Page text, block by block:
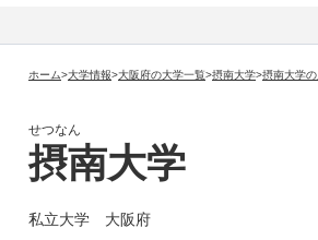
ホーム>大学情報>大阪府の大学一覧>摂南大学>摂南大学
せつなん
摂南大学
私立大学 大阪府